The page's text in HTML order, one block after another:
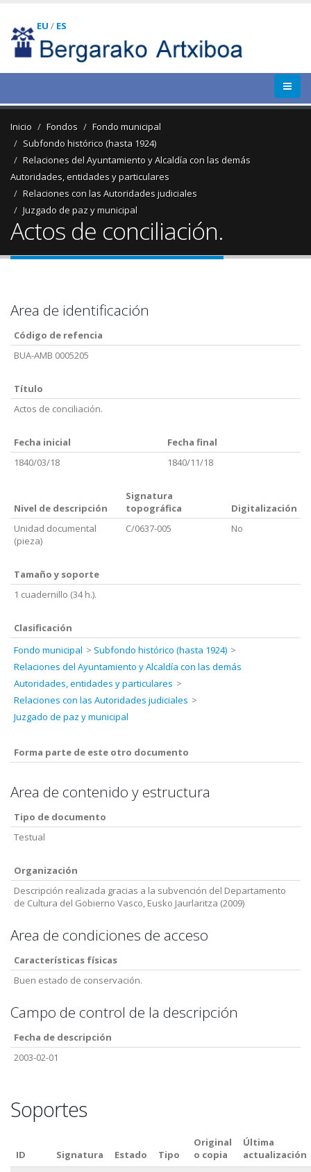
EU / ES
Inicio Fondos
Fondo municipal
Subfondo histórico (hasta 1924)
Relaciones del Ayuntamiento y Alcaldía con las demás
Autoridades, entidades y particulares
Relaciones con las Autoridades judiciales
Juzgado de paz y municipal
Actos de conciliación.
Area de identificación
Código de refencia
BUA-AMB 0005205
Título
Actos de conciliación.
Fecha inicial
Fecha final
1840/03/18
1840/11/18
Nivel de descripción
Signatura
topográfica
Digitalización
Unidad documental
(pieza)
C/0637-005 No
Tamaño y soporte
1 cuadernillo (34 h.).
Clasificación
Fondo municipal
Subfondo histórico (hasta 1924)
Relaciones del Ayuntamiento y Alcaldía con las demás
Autoridades, entidades y particulares
Relaciones con las Autoridades judiciales
Juzgado de paz y municipal
Forma parte de este otro documento
Area de contenido y estructura
Tipo de documento
Testual
Organización
Descripción realizada gracias a la subvención del Departamento
de Cultura del Gobierno Vasco, Eusko Jaurlaritza (2009)
Area de condiciones de acceso
Características físicas
Buen estado de conservación.
Campo de control de la descripción
Fecha de descripción
2003-02-01
Soportes
ID Signatura Estado Tipo
Original
o copia
Última
actualización